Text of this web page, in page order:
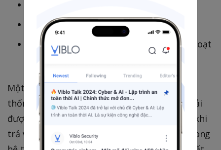
Availability: tính sẵn sàng.
Partition Tolerance: khả năng tiếp tục hoạt
động ngay cả khi có lỗi.
Một hệ thống phân tán đảm bảo được tính
thống nhất (consistency) khi thao tác ghi phải
được phản ánh lên toàn bộ các nodes trước khi
trả về cho phía client, để từ đó mọi nodes trong